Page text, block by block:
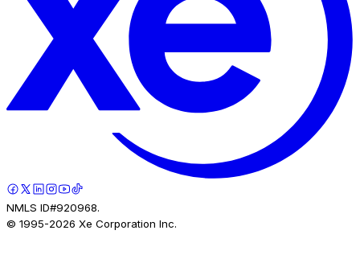
NMLS ID#920968.
© 1995-2026 Xe Corporation Inc.